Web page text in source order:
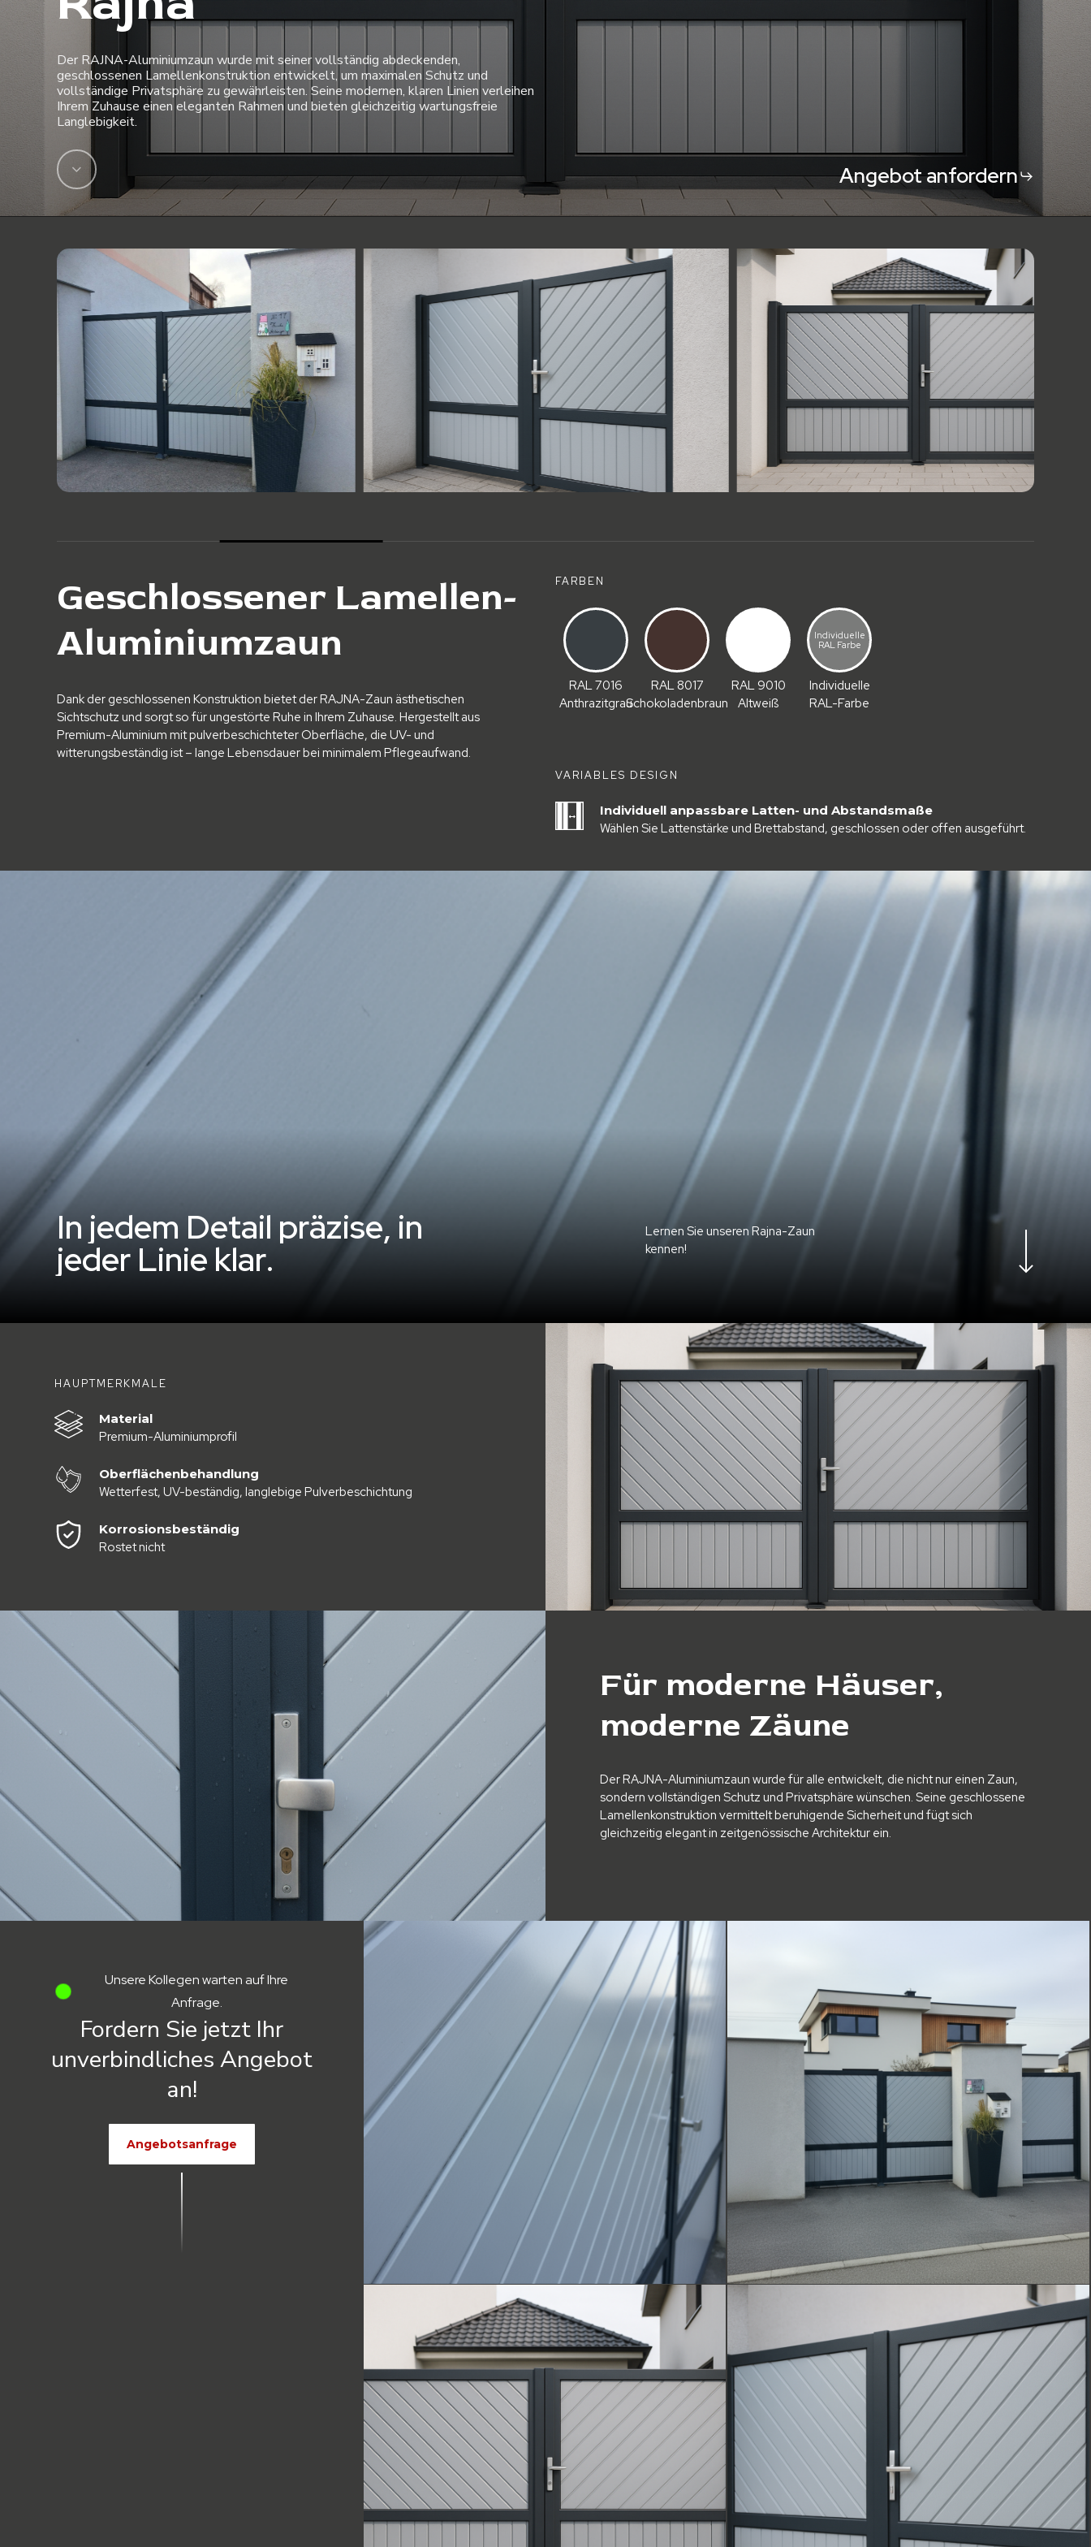
Der RAJNA-Aluminiumzaun wurde mit seiner vollständig abdeckenden,
geschlossenen Lamellenkonstruktion entwickelt, um maximalen Schutz und
vollständige Privatsphäre zu gewährleisten. Seine modernen, klaren Linien verleihen
Ihrem Zuhause einen eleganten Rahmen und bieten gleichzeitig wartungsfreie
Langlebigkeit.
Navigate
to
the
next
section
Angebot anfordern
Geschlossener Lamellen-
Aluminiumzaun
Dank der geschlossenen Konstruktion bietet der RAJNA-Zaun ästhetischen
Sichtschutz und sorgt so für ungestörte Ruhe in Ihrem Zuhause. Hergestellt aus
Premium-Aluminium mit pulverbeschichteter Oberfläche, die UV- und
witterungsbeständig ist – lange Lebensdauer bei minimalem Pflegeaufwand.
FARBEN
RAL 7016
Anthrazitgrau
RAL 8017
Schokoladenbraun
RAL 9010
Altweiß
Individuelle
RAL Farbe
Individuelle
RAL-Farbe
VARIABLES DESIGN
Individuell anpassbare Latten- und Abstandsmaße
Wählen Sie Lattenstärke und Brettabstand, geschlossen oder offen ausgeführt.
Injedem Detailpräzise, in
jederLinieklar.
Lernen Sie unseren Rajna-Zaun
kennen!
HAUPTMERKMALE
Material
Premium-Aluminiumprofil
Oberflächenbehandlung
Wetterfest, UV-beständig, langlebige Pulverbeschichtung
Korrosionsbeständig
Rostet nicht
Für moderne Häuser,
moderne Zäune
Der RAJNA-Aluminiumzaun wurde für alle entwickelt, die nicht nur einen Zaun,
sondern vollständigen Schutz und Privatsphäre wünschen. Seine geschlossene
Lamellenkonstruktion vermittelt beruhigende Sicherheit und fügt sich
gleichzeitig elegant in zeitgenössische Architektur ein.
Unsere Kollegen warten auf Ihre
Anfrage.
Fordern Sie jetzt Ihr
unverbindliches Angebot
an!
Angebotsanfrage
rajna_ai
(5)
rajna_ai